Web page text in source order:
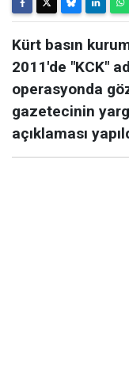
Kürt basın
2011'de "KCK"
operasyonda
gazetecinin
açıklaması